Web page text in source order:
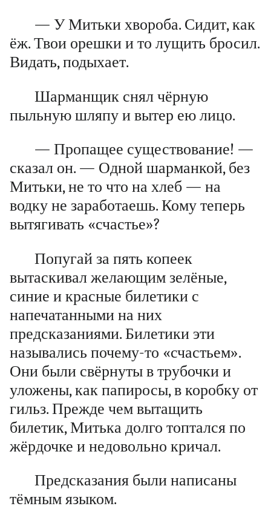
— У Митьки хвороба. Сидит, как
ёж. Твои орешки и то лущить бросил.
Видать, подыхает.
Шарманщик снял чёрную
пыльную шляпу и вытер ею лицо.
— Пропащее существование! —
сказал он. — Одной шарманкой, без
Митьки, не то что на хлеб — на
водку не заработаешь. Кому теперь
вытягивать «счастье»?
Попугай за пять копеек
вытаскивал желающим зелёные,
синие и красные билетики с
напечатанными на них
предсказаниями. Билетики эти
назывались почему-то «счастьем».
Они были свёрнуты в трубочки и
уложены, как папиросы, в коробку от
гильз. Прежде чем вытащить
билетик, Митька долго топтался по
жёрдочке и недовольно кричал.
Предсказания были написаны
тёмным языком.